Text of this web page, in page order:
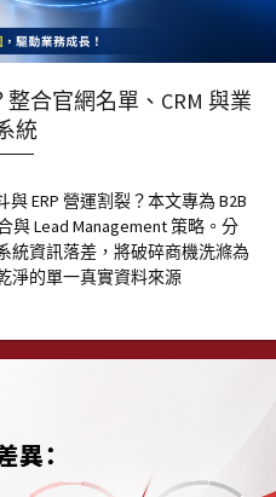
整合官網名單、CRM 與業
統
與 ERP 營運割裂？本文專為 B2B
與 Lead Management 策略。分
統資訊落差，將破碎商機洗滌為
淨的單一真實資料來源